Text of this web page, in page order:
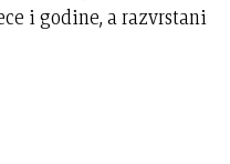
i godine, a razvrstani